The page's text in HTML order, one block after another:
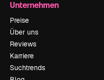
Unternehmen
Preise
Über uns
Reviews
Karriere
Suchtrends